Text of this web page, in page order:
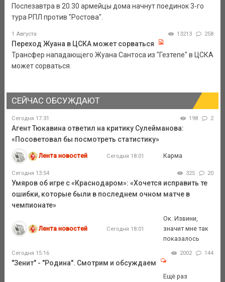
Послезавтра в 20.30 армейцы дома начнут поединок 3-го
тура РПЛ против "Ростова".
1 Августа 13213 258
Переход Жуана в ЦСКА может сорваться
Трансфер нападающего Жуана Сантоса из "Гезтепе" в ЦСКА
может сорваться.
СЕЙЧАС ОБСУЖДАЮТ
Сегодня 17:31 198 2
Агент Тюкавина ответил на критику Сулейманова:
«Посоветовал бы посмотреть статистику»
Лента новостей Сегодня 18:01 Карма
Сегодня 13:54 325 20
Умяров об игре с «Краснодаром»: «Хочется исправить те
ошибки, которые были в последнем очном матче в
чемпионате»
Лента новостей Сегодня 18:01
Ок. Извини,
значит мне так
показалось
Сегодня 15:16 2002 144
"Зенит" - "Родина". Смотрим и обсуждаем
Ещё раз